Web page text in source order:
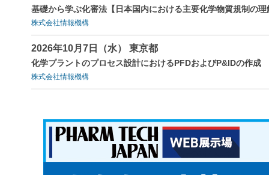
基礎から学ぶ化審法【日本国内における主要化学物質規制の
株式会社情報機構
2026年10月7日（水） 東京都
化学プラントのプロセス設計におけるPFDおよびP&IDの作成
株式会社情報機構